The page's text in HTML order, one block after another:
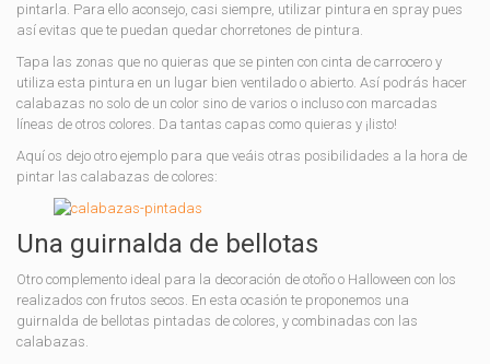
pintarla. Para ello aconsejo, casi siempre, utilizar pintura en spray pues
así evitas que te puedan quedar chorretones de pintura.
Tapa las zonas que no quieras que se pinten con cinta de carrocero y
utiliza esta pintura en un lugar bien ventilado o abierto. Así podrás hacer
calabazas no solo de un color sino de varios o incluso con marcadas
líneas de otros colores. Da tantas capas como quieras y ¡listo!
Aquí os dejo otro ejemplo para que veáis otras posibilidades a la hora de
pintar las calabazas de colores:
Una guirnalda de bellotas
Otro complemento ideal para la decoración de otoño o Halloween con los
realizados con frutos secos. En esta ocasión te proponemos una
guirnalda de bellotas pintadas de colores, y combinadas con las
calabazas.